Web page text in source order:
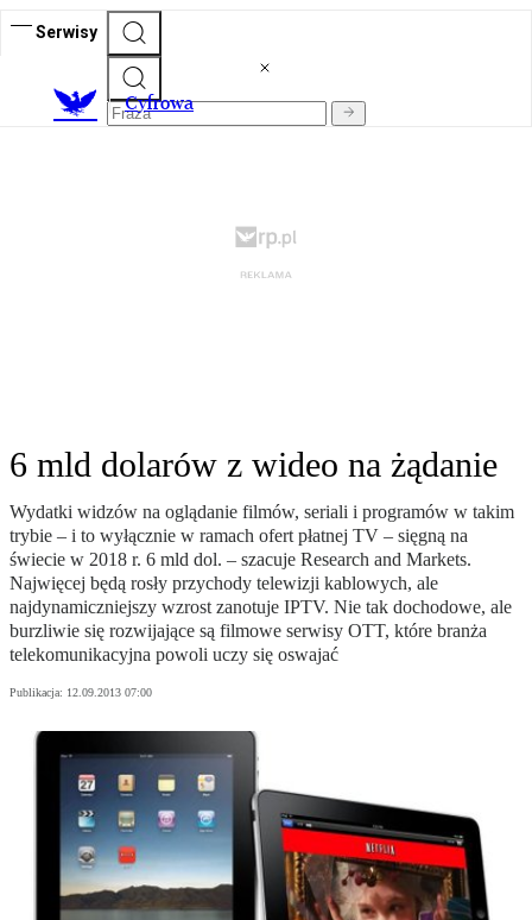
Serwisy
Cyfrowa
6 mld dolarów z wideo na żądanie
Wydatki widzów na oglądanie filmów, seriali i programów w takim
trybie – i to wyłącznie w ramach ofert płatnej TV – sięgną na
świecie w 2018 r. 6 mld dol. – szacuje Research and Markets.
Najwięcej będą rosły przychody telewizji kablowych, ale
najdynamiczniejszy wzrost zanotuje IPTV. Nie tak dochodowe, ale
burzliwie się rozwijające są filmowe serwisy OTT, które branża
telekomunikacyjna powoli uczy się oswajać
Publikacja: 12.09.2013 07:00